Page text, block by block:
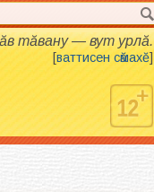
тӑвану — вут урлӑ.
[ваттисен сӑмахӗ]